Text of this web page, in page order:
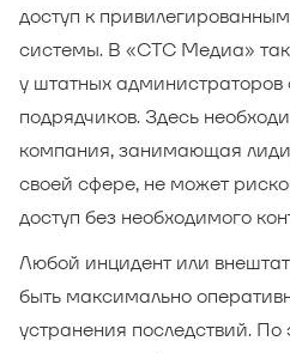
доступ к
системы. В «СТС Медиа»
у штатных администраторов
подрядчиков. Здесь
компания, занимающая
своей сфере, не может
доступ без необходимого
Любой инцидент или
быть максимально
устранения последствий.